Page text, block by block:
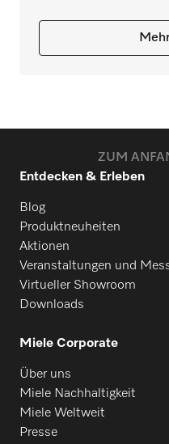
ZUM
Entdecken & Erleben
Blog
Produktneuheiten
Aktionen
Veranstaltungen und
Virtueller Showroom
Downloads
Miele Corporate
Über uns
Miele Nachhaltigkeit
Miele Weltweit
Presse